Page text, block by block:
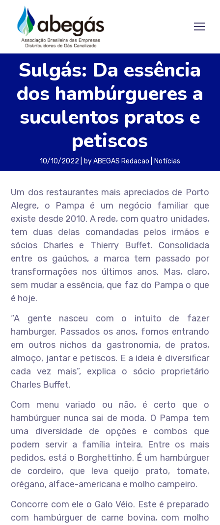
Sulgás: Da essência
dos hambúrgueres a
suculentos pratos e
petiscos
10/10/2022 byABEGAS Redacao Notícias
Um dos restaurantes mais apreciados de Porto
Alegre, o Pampa é um negócio familiar que
existe desde 2010. A rede, com quatro unidades,
tem duas delas comandadas pelos irmãos e
sócios Charles e Thierry Buffet. Consolidada
entre os gaúchos, a marca tem passado por
transformações nos últimos anos. Mas, claro,
sem mudar a essência, que faz do Pampa o que
é hoje.
“A gente nasceu com o intuito de fazer
hamburger. Passados os anos, fomos entrando
em outros nichos da gastronomia, de pratos,
almoço, jantar e petiscos. E a ideia é diversificar
cada vez mais”, explica o sócio proprietário
Charles Buffet.
Com menu variado ou não, é certo que o
hambúrguer nunca sai de moda. O Pampa tem
uma diversidade de opções e combos que
podem servir a família inteira. Entre os mais
pedidos, está o Borghettinho. É um hambúrguer
de cordeiro, que leva queijo prato, tomate,
orégano, alface-americana e molho campeiro.
Concorre com ele o Galo Véio. Este é preparado
com hambúrguer de carne bovina, com molho